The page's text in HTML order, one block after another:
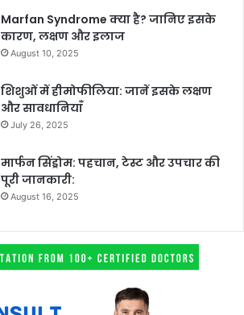
Marfan Syndrome क्या है? जानिए इसके
कारण, लक्षण और इलाज
August 10, 2025
शिशुओं में हीमोफीलिया: जानें इसके लक्षण
और सावधानियाँ
July 26, 2025
मार्फन सिंड्रोम: पहचान, टेस्ट और उपचार की
पूरी जानकारी:
August 16, 2025